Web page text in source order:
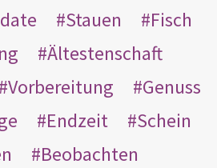
Stauen
Fisch
Ältestenschaft
Vorbereitung
Genuss
Endzeit
Schein
Beobachten